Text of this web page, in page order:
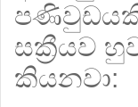
සක්‍රීයව
කියනවා: